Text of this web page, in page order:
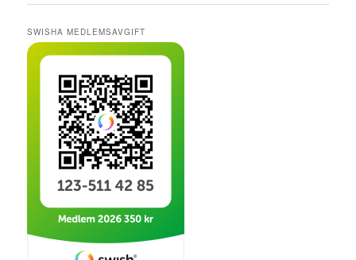
l
ä
g
g
SWISHA MEDLEMSAVGIFT